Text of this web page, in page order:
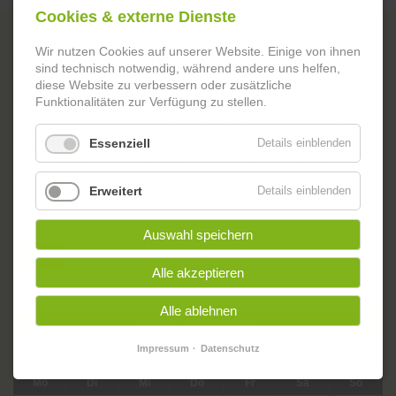
Osterfeuer
Donnerstag, 06.04.2023 | 15:00 Uhr | Wendeschleife
Ab in die Eier! Osterfeuer mit Livemusik*
Der Osterhase ist nicht mehr weit und wir heizen ihm nach einem
kalten Winter schon etwas ein. Auf der Wendeschleife treffen wir
uns mit Bastelaktionen zu Stockbrot am Feuer. Musikalische
Klänge
werden für Gemütlichkeit und eine passende Atmosphäre sorgen.
Zurück
oskar. DAS BEGEGNUNGSZENTRUM IN DER GARTENSTADT
Veranstaltungskalender
Montag Dienstag Mittwoch DonnerstagFreitag Samstag Sonntag
Cookies & externe Dienste
Wir nutzen Cookies auf unserer Website. Einige von ihnen
sind technisch notwendig, während andere uns helfen,
diese Website zu verbessern oder zusätzliche
Funktionalitäten zur Verfügung zu stellen.
Essenziell Details einblenden
Erweitert Details einblenden
Auswahl speichern
Alle akzeptieren
Alle ablehnen
Impressum Datenschutz